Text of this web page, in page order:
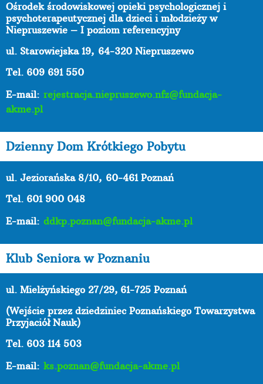
Ośrodek środowiskowej opieki psychologicznej i
psychoterapeutycznej dla dzieci i młodzieży w
Niepruszewie – I poziom referencyjny
ul. Starowiejska 19, 64-320 Niepruszewo
Tel. 609 691 550
E-mail: rejestracja.niepruszewo.nfz@fundacja-
akme.pl
Dzienny Dom Krótkiego Pobytu
ul. Jeziorańska 8/10, 60-461 Poznań
Tel. 601 900 048
E-mail: ddkp.poznan@fundacja-akme.pl
Klub Seniora w Poznaniu
ul. Mielżyńskiego 27/29, 61-725 Poznań
(Wejście przez dziedziniec Poznańskiego Towarzystwa
Przyjaciół Nauk)
Tel. 603 114 503
E-mail: ks.poznan@fundacja-akme.pl